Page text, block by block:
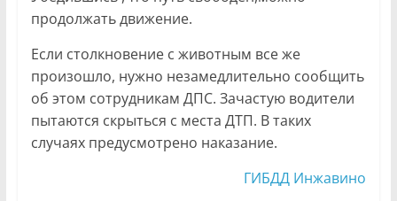
продолжать движение.
Если столкновение с животным все же
произошло, нужно незамедлительно сообщить
об этом сотрудникам ДПС. Зачастую водители
пытаются скрыться с места ДТП. В таких
случаях предусмотрено наказание.
ГИБДД Инжавино